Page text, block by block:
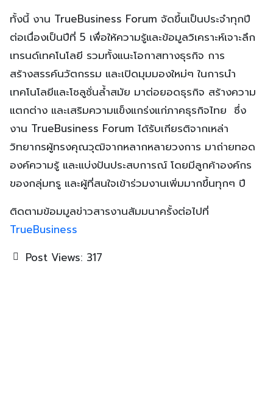
ทั้งนี้ งาน TrueBusiness Forum จัดขึ้นเป็นประจำทุกปี
ต่อเนื่องเป็นปีที่ 5 เพื่อให้ความรู้และข้อมูลวิเคราะห์เจาะลึก
เทรนด์เทคโนโลยี รวมทั้งแนะโอกาสทางธุรกิจ การ
สร้างสรรค์นวัตกรรม และเปิดมุมมองใหม่ๆ ในการนำ
เทคโนโลยีและโซลูชั่นล้ำสมัย มาต่อยอดธุรกิจ สร้างความ
แตกต่าง และเสริมความแข็งแกร่งแก่ภาคธุรกิจไทย ซึ่ง
งาน TrueBusiness Forum ได้รับเกียรติจากเหล่า
วิทยากรผู้ทรงคุณวุฒิจากหลากหลายวงการ มาถ่ายทอด
องค์ความรู้ และแบ่งปันประสบการณ์ โดยมีลูกค้าองค์กร
ของกลุ่มทรู และผู้ที่สนใจเข้าร่วมงานเพิ่มมากขึ้นทุกๆ ปี
ติดตามข้อมมูลข่าวสารงานสัมมนาครั้งต่อไปที่
TrueBusiness
Post Views: 317